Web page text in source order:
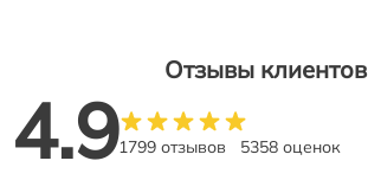
Отзывы клиентов
4.91799 отзывов 5358 оценок